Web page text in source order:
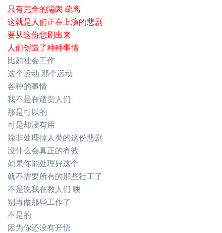
只有完全的隔阂 疏离
这就是人们正在上演的悲剧
要从这份悲剧出来
人们创造了种种事情
比如社会工作
这个运动 那个运动
各种的事情
我不是在谴责人们
那是可以的
可是却没有用
除非处理掉人类的这份悲剧
没什么会真正的有效
如果你能处理好这个
就不需要所有的那些社工了
不是说我在教人们 噢
别再做那些工作了
不是的
因为你还没有开悟